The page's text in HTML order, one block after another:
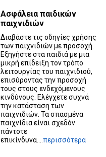
Ασφάλεια παιδικών
παιχνιδιών
Διαβάστε τις οδηγίες χρήσης
των παιχνιδιών με προσοχή.
Εξηγήστε στα παιδιά με μια
μικρή επίδειξη τον τρόπο
λειτουργίας του παιχνιδιού,
επισύροντας την προσοχή
τους στους ενδεχόμενους
κινδύνους. Ελέγχετε συχνά
την κατάσταση των
παιχνιδιών. Τα σπασμένα
παιχνίδια είναι σχεδόν
πάντοτε
επικίνδυνα.... περισσότερα